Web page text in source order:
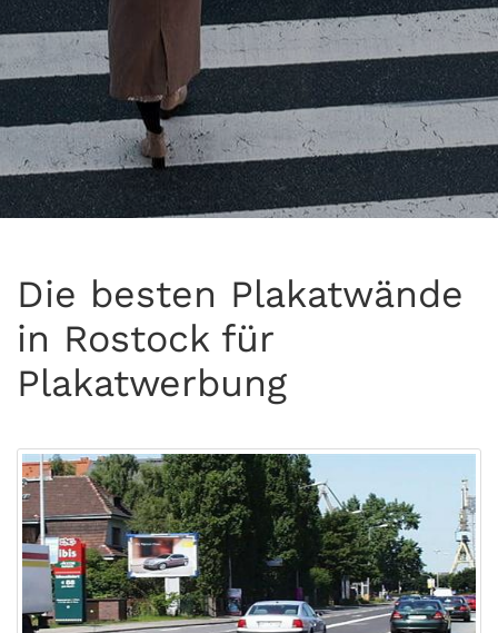
Die besten Plakatwände
in Rostock für
Plakatwerbung